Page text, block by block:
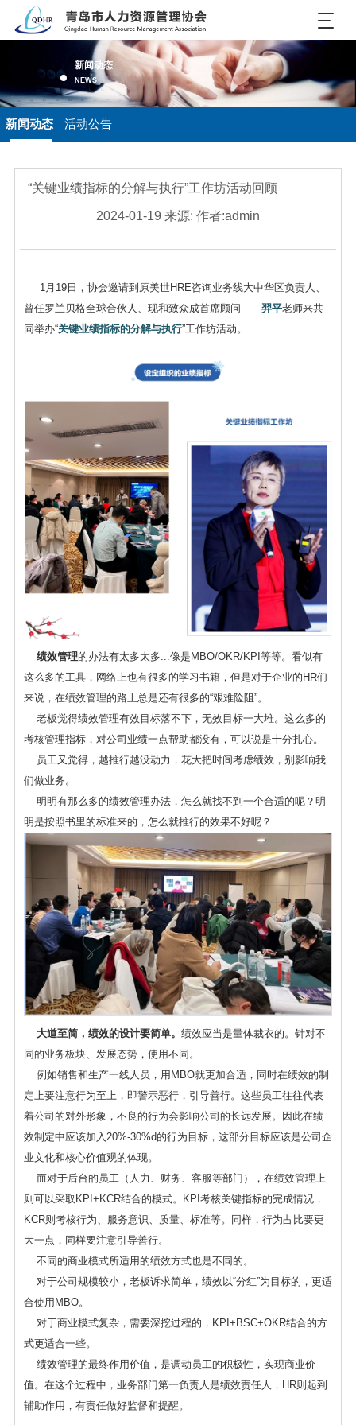
新闻动态
NEWS
新闻动态 活动公告
“关键业绩指标的分解与执行”工作坊活动回顾
2024-01-19 来源: 作者:admin
1月19日，协会邀请到原美世HRE咨询业务线大中华区负责人、
曾任罗兰贝格全球合伙人、现和致众成首席顾问——羿平老师来共
同举办“关键业绩指标的分解与执行”工作坊活动。
绩效管理的办法有太多太多...像是MBO/OKR/KPI等等。看似有
这么多的工具，网络上也有很多的学习书籍，但是对于企业的HR们
来说，在绩效管理的路上总是还有很多的“艰难险阻”。
老板觉得绩效管理有效目标落不下，无效目标一大堆。这么多的
考核管理指标，对公司业绩一点帮助都没有，可以说是十分扎心。
员工又觉得，越推行越没动力，花大把时间考虑绩效，别影响我
们做业务。
明明有那么多的绩效管理办法，怎么就找不到一个合适的呢？明
明是按照书里的标准来的，怎么就推行的效果不好呢？
大道至简，绩效的设计要简单。 绩效应当是量体裁衣的。针对不
同的业务板块、发展态势，使用不同。
例如销售和生产一线人员，用MBO就更加合适，同时在绩效的制
定上要注意行为至上，即警示恶行，引导善行。这些员工往往代表
着公司的对外形象，不良的行为会影响公司的长远发展。因此在绩
效制定中应该加入20%-30%d的行为目标，这部分目标应该是公司企
业文化和核心价值观的体现。
而对于后台的员工（人力、财务、客服等部门），在绩效管理上
则可以采取KPI+KCR结合的模式。KPI考核关键指标的完成情况，
KCR则考核行为、服务意识、质量、标准等。同样，行为占比要更
大一点，同样要注意引导善行。
不同的商业模式所适用的绩效方式也是不同的。
对于公司规模较小，老板诉求简单，绩效以“分红”为目标的，更适
合使用MBO。
对于商业模式复杂，需要深挖过程的，KPI+BSC+OKR结合的方
式更适合一些。
绩效管理的最终作用价值，是调动员工的积极性，实现商业价
值。在这个过程中，业务部门第一负责人是绩效责任人，HR则起到
辅助作用，有责任做好监督和提醒。